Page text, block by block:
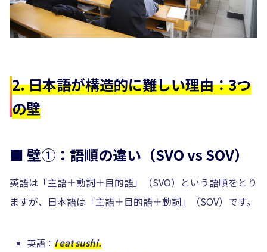
2. 日本語が構造的に難しい理由：3つ
の壁
■ 壁①：語順の違い（SVO vs SOV）
英語は「主語＋動詞＋目的語」（SVO）という語順をとり
ますが、日本語は「主語＋目的語＋動詞」（SOV）です。
英語： I eat sushi.